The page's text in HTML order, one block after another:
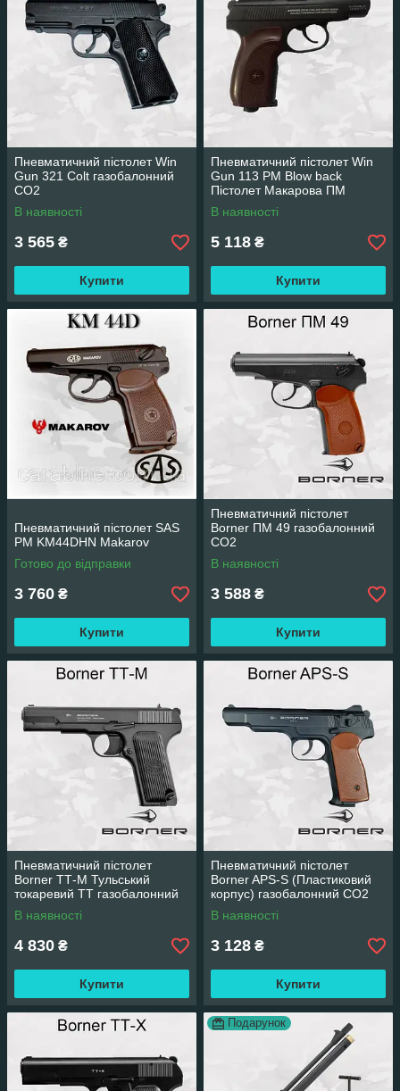
Пневматичний пістолет Win
Gun 321 Colt газобалонний
CO2
В наявності
3 565 ₴
Купити
Пневматичний пістолет Win
Gun 113 PM Blow back
Пістолет Макарова ПМ
В наявності
5 118 ₴
Купити
Пневматичний пістолет SAS
PM KM44DHN Makarov
Готово до відправки
3 760 ₴
Купити
Пневматичний пістолет
Borner ПМ 49 газобалонний
CO2
В наявності
3 588 ₴
Купити
Пневматичний пістолет
Borner ТТ-М Тульський
токаревий ТТ газобалонний
CO2
В наявності
4 830 ₴
Купити
Пневматичний пістолет
Borner APS-S (Пластиковий
корпус) газобалонний CO2
В наявності
3 128 ₴
Купити
Подарунок